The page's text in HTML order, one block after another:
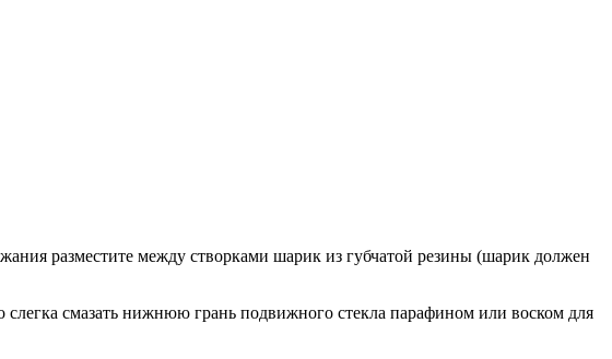
разместите между створками шарик из губчатой резины (шарик должен
смазать нижнюю грань подвижного стекла парафином или воском для